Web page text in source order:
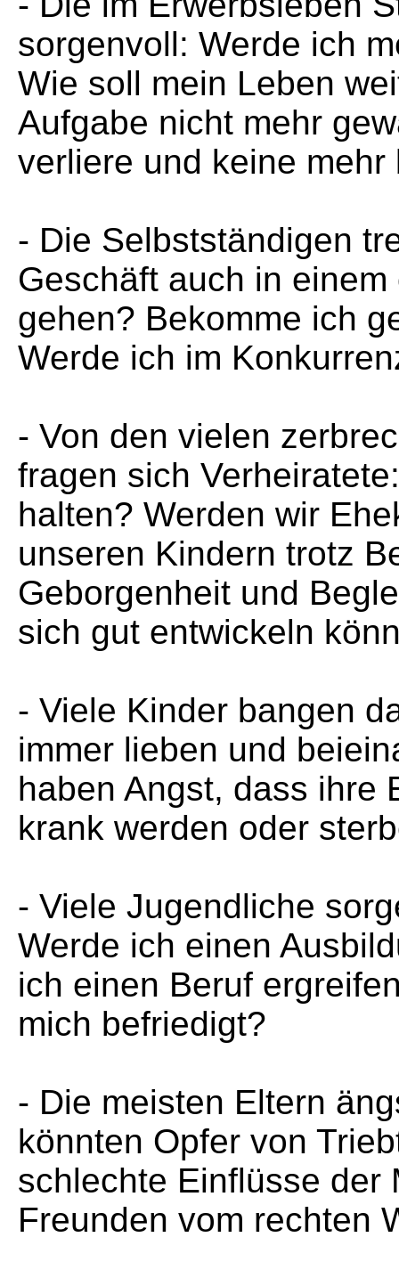
sorgenvoll: Werde ich
Wie soll mein Leben
Aufgabe nicht mehr
verliere und keine mehr
- Die Selbstständigen
Geschäft auch in
gehen? Bekomme ich
Werde ich im
- Von den vielen
fragen sich
halten? Werden wir
unseren Kindern trotz
Geborgenheit und
sich gut entwickeln
- Viele Kinder bangen
immer lieben und
haben Angst, dass ihre
krank werden oder
- Viele Jugendliche
Werde ich einen
ich einen Beruf
mich befriedigt?
- Die meisten Eltern
könnten Opfer von
schlechte Einflüsse der
Freunden vom rechten